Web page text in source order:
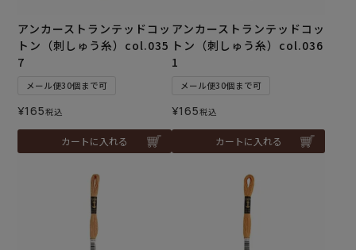
アンカーストランテッドコッ
トン（刺しゅう糸）col.035
7
メール便30個まで可
¥165税込
カートに入れる
アンカーストランテッドコッ
トン（刺しゅう糸）col.036
1
メール便30個まで可
¥165税込
カートに入れる